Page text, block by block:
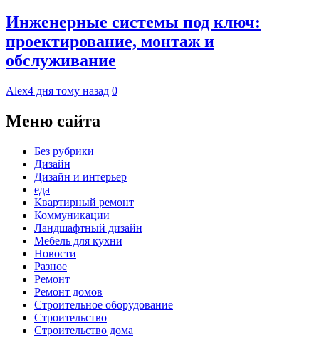
Инженерные системы под ключ:
проектирование, монтаж и
обслуживание
Alex4 дня тому назад 0
Меню сайта
Без рубрики
Дизайн
Дизайн и интерьер
еда
Квартирный ремонт
Коммуникации
Ландшафтный дизайн
Мебель для кухни
Новости
Разное
Ремонт
Ремонт домов
Строительное оборудование
Строительство
Строительство дома